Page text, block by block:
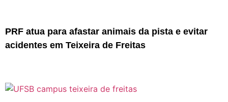
PRF atua para afastar animais da pista e evitar
acidentes em Teixeira de Freitas